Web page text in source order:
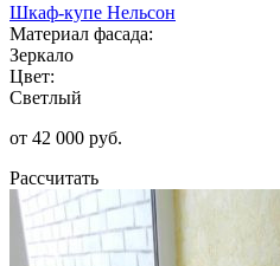
Шкаф-купе Нельсон
Материал фасада:
Зеркало
Цвет:
Светлый
от 42 000 руб.
Рассчитать